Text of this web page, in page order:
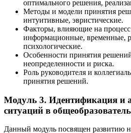
оптимального решения,
Методы и модели принятия
интуитивные, эвристические.
Факторы, влияющие на
информационные, временные,
психологические.
Особенности принятия
неопределенности и риска.
Роль руководителя и
принятия решений.
Модуль 3. Идентификация и
ситуаций в
Данный модуль посвящен развитию